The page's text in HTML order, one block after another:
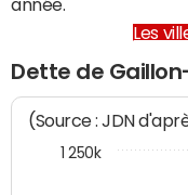
année.
Les
Dette de
(Source : JDN
1 250k